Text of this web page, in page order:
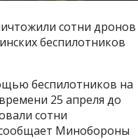
сотни дронов
беспилотников
беспилотников на
25 апреля до
сотни
Минобороны